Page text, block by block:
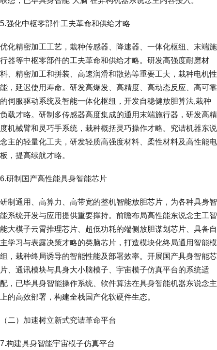
5.强化中枢零部件工夫革命和供给才略
优化精密加工工艺，栽种传感器、降速器、一体化枢纽、末端施
行器等中枢零部件的工夫革命和供给才略。研发高强度耐磨材
料、精密加工和拼装、高速润滑和散热等重要工夫，栽种电机性
能，延迟使用寿命。研发高爆发、高精度、高动态反应、高可靠
的伺服驱动系统及智能一体化枢纽，开发自稳健放胆算法,栽种
负载才略。研制多传感器高度集成的通用末端施行器，研发高精
度机械臂和灵巧手系统，栽种概括灵巧操作才略。究诘机器东说
念主的轻量化工夫，研发轻质高强度材料、柔性材料及高性能电
板，提高续航才略。
6.研制国产高性能具身智能芯片
研制通用、高算力、高带宽的整机智能放胆芯片，为各种具身智
能系统开发与应用提供重要撑持。前瞻布局高性能东说念主工智
能大模子云霄推理芯片、超低功耗的端侧放胆谋划芯片、具备自
主学习与表露决策才略的类脑芯片，打造模块化终局通用智能模
组，栽种终局诱导的智能性能及部署效率。开展国产具身智能芯
片、通讯模块与具身大小脑模子、宇宙模子仿真平台的系统适
配，已毕具身智能操作系统、软件算法在具身智能机器东说念主
上的高效部署，构建全栈国产化软硬件生态。
（二）加速树立新式究诘革命平台
7.构建具身智能宇宙模子仿真平台